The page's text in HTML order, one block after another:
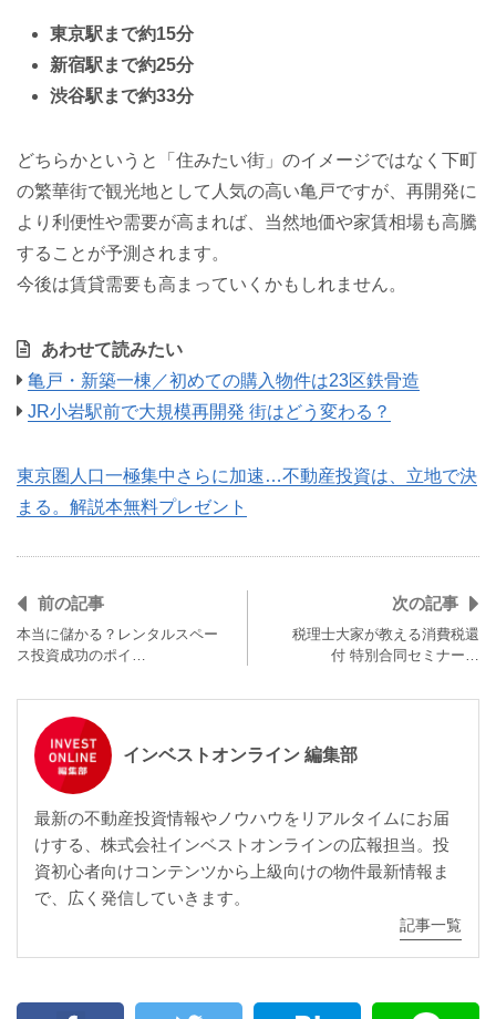
東京駅まで約15分
新宿駅まで約25分
渋谷駅まで約33分
どちらかというと「住みたい街」のイメージではなく下町
の繁華街で観光地として人気の高い亀戸ですが、再開発に
より利便性や需要が高まれば、当然地価や家賃相場も高騰
することが予測されます。
今後は賃貸需要も高まっていくかもしれません。
あわせて読みたい
亀戸・新築一棟／初めての購入物件は23区鉄骨造
JR小岩駅前で大規模再開発 街はどう変わる？
東京圏人口一極集中さらに加速…不動産投資は、立地で決
まる。解説本無料プレゼント
前の記事
本当に儲かる？レンタルスペー
ス投資成功のポイ…
次の記事
税理士大家が教える消費税還
付 特別合同セミナー…
インベストオンライン 編集部
最新の不動産投資情報やノウハウをリアルタイムにお届
けする、株式会社インベストオンラインの広報担当。投
資初心者向けコンテンツから上級向けの物件最新情報ま
で、広く発信していきます。
記事一覧